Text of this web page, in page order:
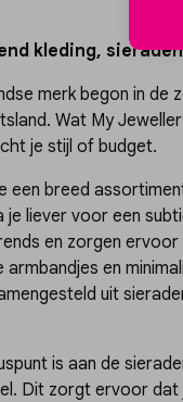
kleding,
merk begon in de
Wat My
je stijl of budget.
een breed
liever voor een
en zorgen
en
uit
is aan de
Dit zorgt ervoor